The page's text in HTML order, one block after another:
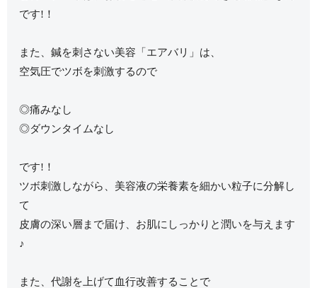
です!！
また、鍼を刺さない美容「エアバリ」は、
空気圧でツボを刺激するので
◎痛みなし
◎ダウンタイムなし
です!！
ツボ刺激しながら、美容液の栄養素を細かい粒子に分解し
て
皮膚の深い層まで届け、お肌にしっかりと潤いを与えます
♪
また、代謝を上げて血行改善することで